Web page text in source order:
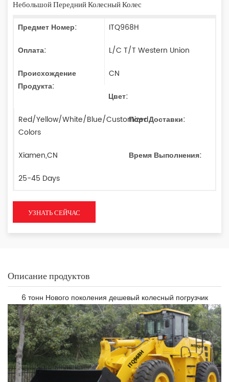
Небольшой Передний Колесный Колес
Предмет Номер:
ITQ968H
Оплата:
L/C T/T Western Union
Происхождение
Продукта:
CN
Цвет:
Red/Yellow/White/Blue/Customized
Colors
Порт Доставки:
Xiamen,CN
Время Выполнения:
25-45 Days
УЗНАТЬ СЕЙЧАС
Описание продуктов
6 тонн Нового поколения дешевый колесный погрузчик